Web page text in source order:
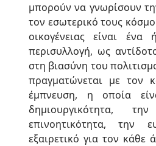
μπορούν να γνωρίσουν
τον εσωτερικό τους
οικογένειας είναι
περισυλλογή, ως
στη βιασύνη του
πραγματώνεται με τον
έμπνευση, η οποία
δημιουργικότητα,
επινοητικότητα, την
εξαιρετικό για τον